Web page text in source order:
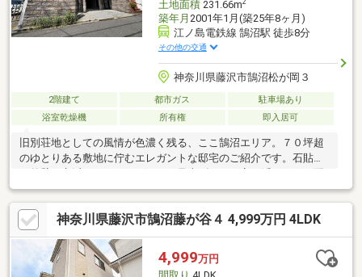
土地面積231.66m
築年月 2001年1月(築25年8ヶ月)
江ノ島電鉄線 鵠沼駅 徒歩8分
その他の交通
神奈川県藤沢市鵠沼松が岡３
2階建て 都市ガス
駐車場あり
浴室乾燥機
所有権 即入居可
旧別荘地としての風情が色濃く残る、ここ鵠沼エリア。７０坪超
のゆとりある敷地に佇むエレガントな邸宅のご紹介です。石貼り
された植栽が彩りを添えています。フラット部分にはガレージが
あり、チョコレートのような木製扉の風合いも素敵ですね。階段
を数段上がって玄関があるので、お庭を含む１階部分は道路より
高くなっています。キッチンなど水周りのスペースはゆとりある
サイズで造られ、インテリアの一部のように美しくデザインされ
ています。所々に配されたステンドグラスや照明など、光を気持
神奈川県藤沢市鵠沼藤が谷４ 4,999万円 4LDK
4,999万円